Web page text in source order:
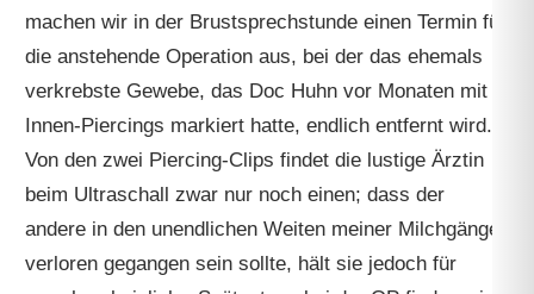
machen wir in der Brustsprechstunde einen Termin für
die anstehende Operation aus, bei der das ehemals
verkrebste Gewebe, das Doc Huhn vor Monaten mit
Innen-Piercings markiert hatte, endlich entfernt wird.
Von den zwei Piercing-Clips findet die lustige Ärztin
beim Ultraschall zwar nur noch einen; dass der
andere in den unendlichen Weiten meiner Milchgänge
verloren gegangen sein sollte, hält sie jedoch für